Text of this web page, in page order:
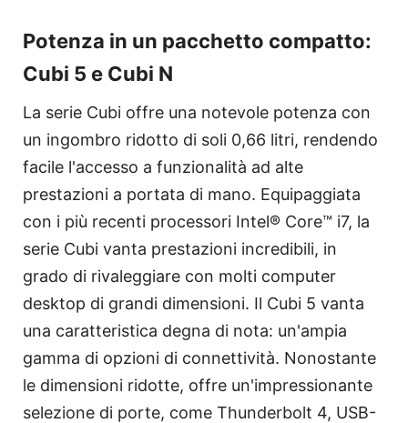
Potenza in un pacchetto compatto:
Cubi 5 e Cubi N
La serie Cubi offre una notevole potenza con
un ingombro ridotto di soli 0,66 litri, rendendo
facile l'accesso a funzionalità ad alte
prestazioni a portata di mano. Equipaggiata
con i più recenti processori Intel® Core™ i7, la
serie Cubi vanta prestazioni incredibili, in
grado di rivaleggiare con molti computer
desktop di grandi dimensioni. Il Cubi 5 vanta
una caratteristica degna di nota: un'ampia
gamma di opzioni di connettività. Nonostante
le dimensioni ridotte, offre un'impressionante
selezione di porte, come Thunderbolt 4, USB-